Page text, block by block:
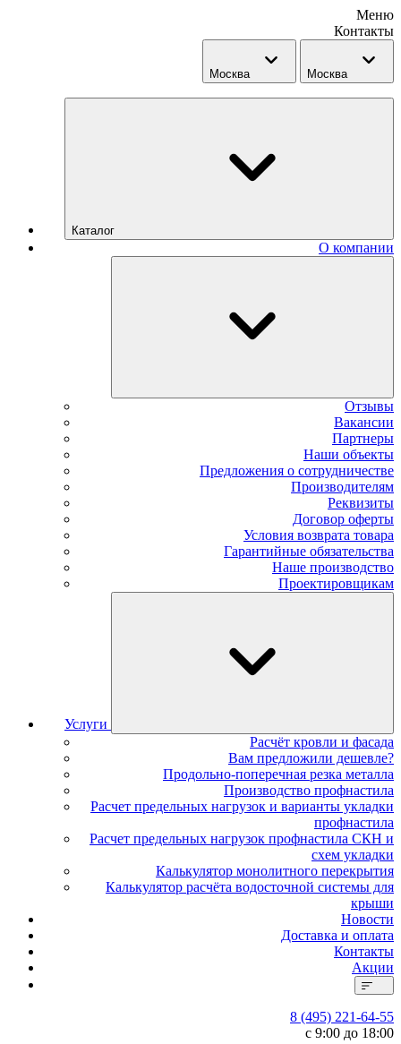
Меню
Контакты
Москва Москва
Каталог
О компании
Отзывы
Вакансии
Партнеры
Наши объекты
Предложения о сотрудничестве
Производителям
Реквизиты
Договор оферты
Условия возврата товара
Гарантийные обязательства
Наше производство
Проектировщикам
Услуги
Расчёт кровли и фасада
Вам предложили дешевле?
Продольно-поперечная резка металла
Производство профнастила
Расчет предельных нагрузок и варианты укладки
профнастила
Расчет предельных нагрузок профнастила СКН и
схем укладки
Калькулятор монолитного перекрытия
Калькулятор расчёта водосточной системы для
крыши
Новости
Доставка и оплата
Контакты
Акции
8 (495) 221-64-55
с 9:00 до 18:00